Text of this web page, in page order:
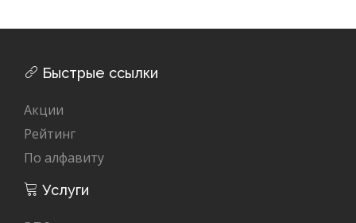
Быстрые ссылки
Акции
Рейтинг
По алфавиту
Услуги